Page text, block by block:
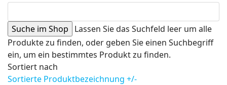
Lassen Sie das Suchfeld leer um alle
Produkte zu finden, oder geben Sie einen Suchbegriff
ein, um ein bestimmtes Produkt zu finden.
Sortiert nach
Sortierte Produktbezeichnung +/-